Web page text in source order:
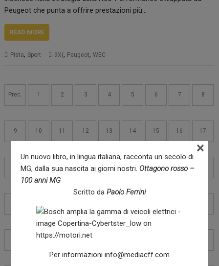
Peugeot che punta a offrire prestazioni più…
READ MORE
Pista,Sport 9X(, Peugeot,WEC
Navigazione
articoli
Prec. 1 2 3 4 5 6 7 8
9 10 11 12 13 14 15 16 17
19 20 21 22 23 24 25
37 38 39
Un nuovo libro, in lingua italiana, racconta un secolo di
MG, dalla sua nascita ai giorni nostri. Ottagono rosso –
100 anni MG
Scritto da Paolo Ferrini
Per informazioni info@mediacff.com
×